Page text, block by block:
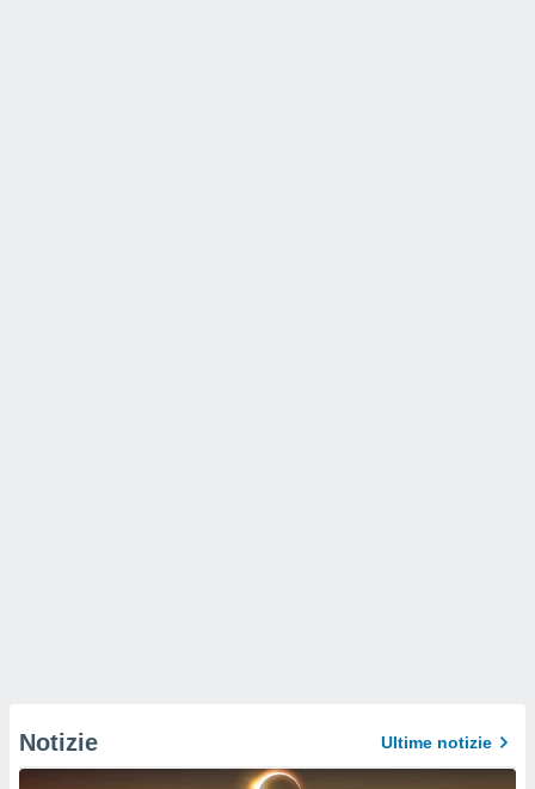
Notizie Ultime notizie